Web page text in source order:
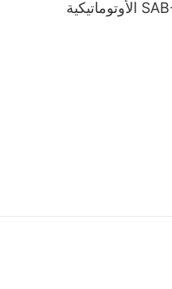
الأوتوماتيكية SAB-BF03